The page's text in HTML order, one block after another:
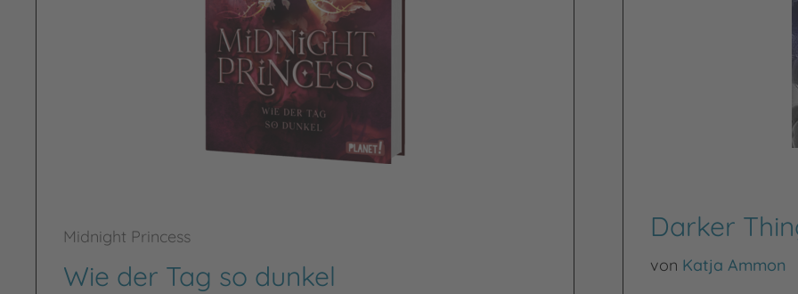
Midnight Princess
Wie der Tag so dunkel
Darker
von Katja Ammon